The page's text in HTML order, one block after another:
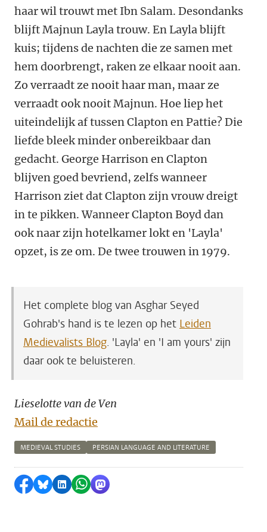
haar wil trouwt met Ibn Salam. Desondanks
blijft Majnun Layla trouw. En Layla blijft
kuis; tijdens de nachten die ze samen met
hem doorbrengt, raken ze elkaar nooit aan.
Zo verraadt ze nooit haar man, maar ze
verraadt ook nooit Majnun. Hoe liep het
uiteindelijk af tussen Clapton en Pattie? Die
liefde bleek minder onbereikbaar dan
gedacht. George Harrison en Clapton
blijven goed bevriend, zelfs wanneer
Harrison ziet dat Clapton zijn vrouw dreigt
in te pikken. Wanneer Clapton Boyd dan
ook naar zijn hotelkamer lokt en 'Layla'
opzet, is ze om. De twee trouwen in 1979.
Het complete blog van Asghar Seyed
Gohrab's hand is te lezen op het Leiden
Medievalists Blog. 'Layla' en 'I am yours' zijn
daar ook te beluisteren.
Lieselotte van de Ven
Mail de redactie
MEDIEVAL STUDIES PERSIAN LANGUAGE AND LITERATURE
Delen op Facebook
Delen via Bluesky
Delen op LinkedIn
Delen via WhatsApp
Delen via Mastodon